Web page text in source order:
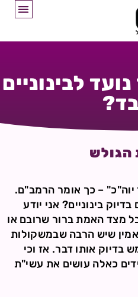
לבינוניים
יוה"כ" – כך אומר הרמב"ם.
בינוניים? אני יודע
מצד האמת ברור שרובם או
שיש הרבה שבמשקולות
אותו דבר. אז וכי
כאלה עושים את עשי"ת